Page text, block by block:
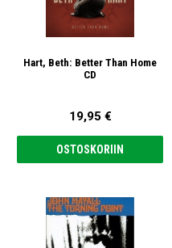
Hart, Beth: Better Than Home
CD
19,95 €
OSTOSKORIIN